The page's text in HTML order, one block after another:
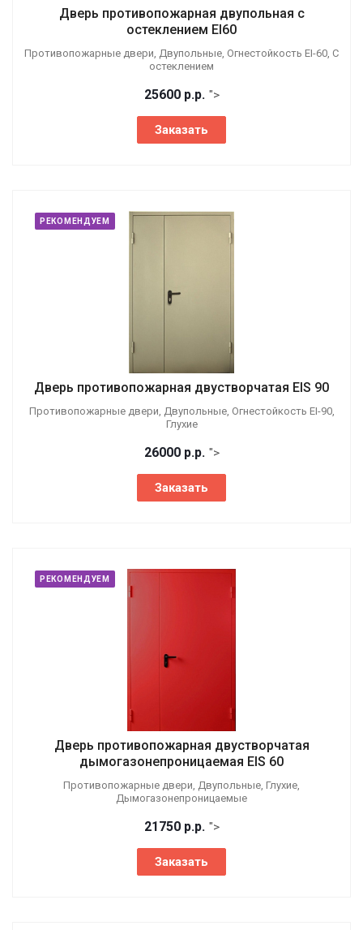
Дверь противопожарная двупольная с
остеклением EI60
Противопожарные двери, Двупольные, Огнестойкость EI-60, С
остеклением
25600 р.р. ">
Заказать
РЕКОМЕНДУЕМ
Дверь противопожарная двустворчатая EIS 90
Противопожарные двери, Двупольные, Огнестойкость EI-90,
Глухие
26000 р.р. ">
Заказать
РЕКОМЕНДУЕМ
Дверь противопожарная двустворчатая
дымогазонепроницаемая EIS 60
Противопожарные двери, Двупольные, Глухие,
Дымогазонепроницаемые
21750 р.р. ">
Заказать